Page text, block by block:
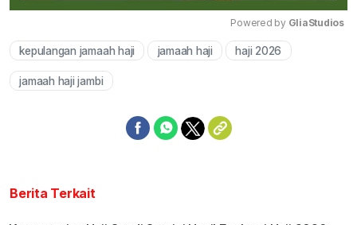
Mute
Powered by GliaStudios
kepulangan jamaah haji jamaah haji haji 2026
jamaah haji jambi
Berita Terkait